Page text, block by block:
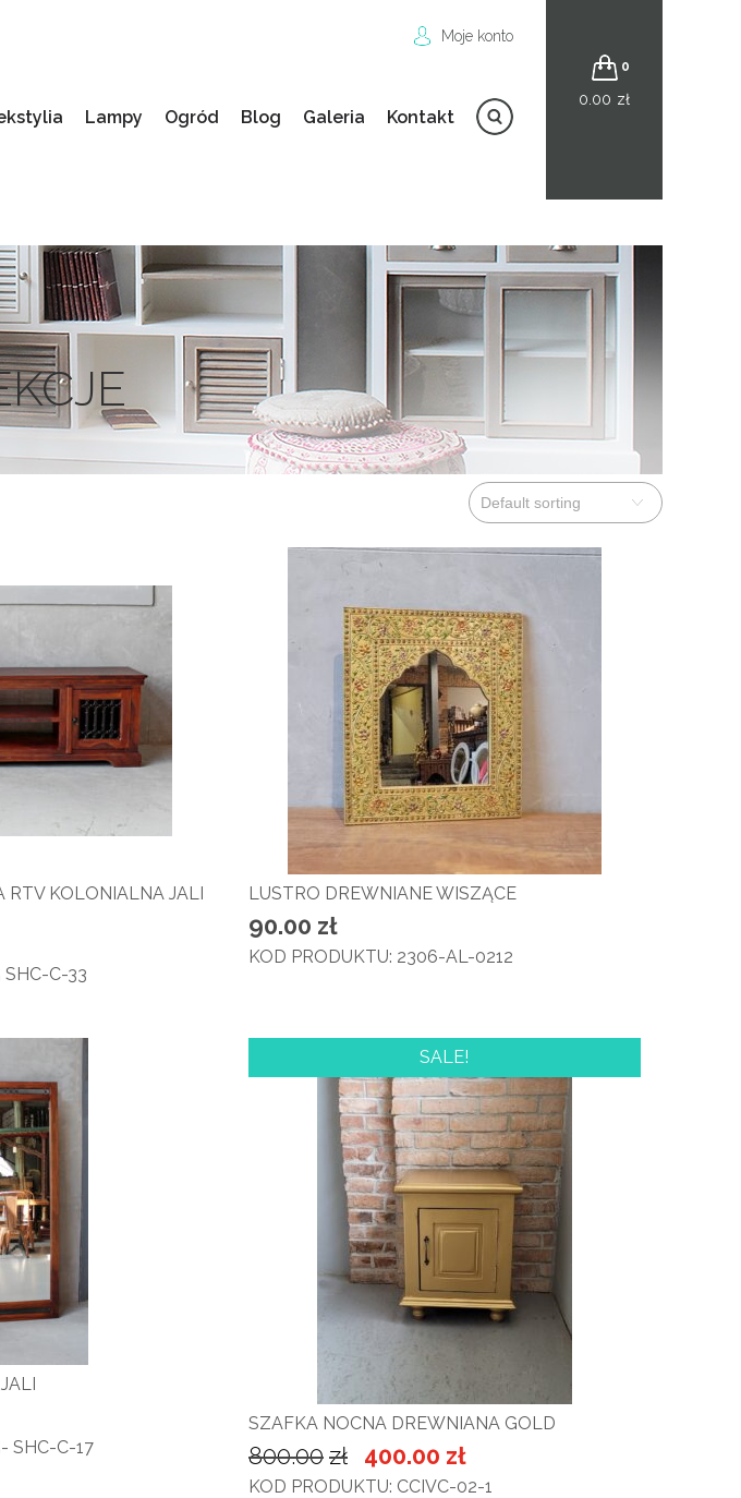
Moje konto
Lampy Ogród Blog Galeria Kontakt
0
0.00 zł
RTV KOLONIALNA JALI
SHC-C-33
LUSTRO DREWNIANE WISZĄCE
90.00 zł
KOD PRODUKTU: 2306-AL-0212
SHC-C-17
SALE!
SZAFKA NOCNA DREWNIANA GOLD
800.00zł 400.00 zł
KOD PRODUKTU: CCIVC-02-1